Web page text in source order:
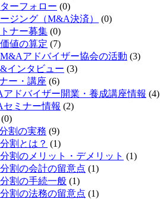
ーフォロー (0)
ジング（M&A決済）
(0)
ナー募集 (0)
値の算定 (7)
アドバイザー協会の活動 (3)
インタビュー (3)
ー・講座 (6)
ドバイザー開業・養成講座情報 (4)
ミナー情報 (2)
(0)
割の実務 (9)
割とは？ (1)
割のメリット・デメリット (1)
割の会計の留意点 (1)
割の手続一般 (1)
割の法務の留意点 (1)